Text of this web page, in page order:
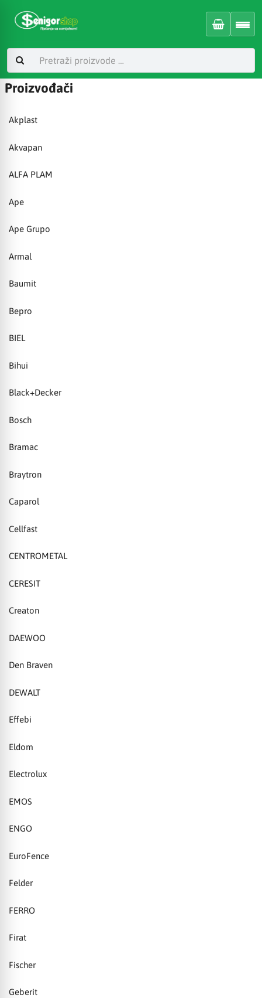
Proizvođači
Akplast
Akvapan
ALFA PLAM
Ape
Ape Grupo
Armal
Baumit
Bepro
BIEL
Bihui
Black+Decker
Bosch
Bramac
Braytron
Caparol
Cellfast
CENTROMETAL
CERESIT
Creaton
DAEWOO
Den Braven
DEWALT
Effebi
Eldom
Electrolux
EMOS
ENGO
EuroFence
Felder
FERRO
Firat
Fischer
Geberit